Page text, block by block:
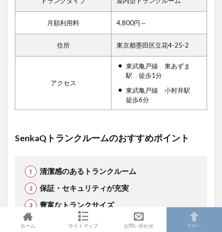
月額利用料 4,800円～
住所 東京都墨田区立花4-25-2
アクセス
東武亀戸線 東あずま
駅 徒歩1分
東武亀戸線 小村井駅
徒歩6分
SenkaQトランクルームのおすすめポイント
清潔感のあるトランクルーム
保証・セキュリティが充実
豊富なトランクサイズ
ホーム サイトマップ お問い合わせ TOPへ